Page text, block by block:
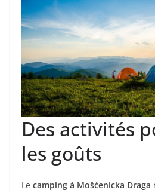
Des activités
les goûts
Le camping à Mošćenicka Draga